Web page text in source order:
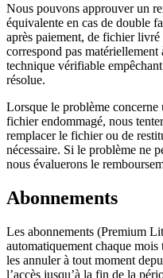
Nous pouvons approuver un
équivalente en cas de double
après paiement, de fichier
correspond pas
technique vérifiable
résolue.
Lorsque le problème concerne
fichier endommagé, nous
remplacer le fichier ou de
nécessaire. Si le problème ne
nous évaluerons le
Abonnements
Les abonnements (Premium
automatiquement chaque
les annuler à tout moment
l’accès jusqu’à la fin de la